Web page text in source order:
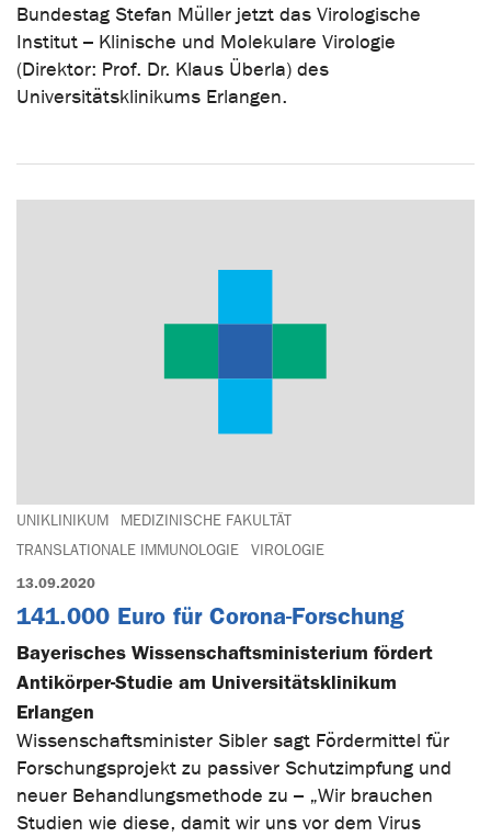
Bundestag Stefan Müller jetzt das Virologische
Institut – Klinische und Molekulare Virologie
(Direktor: Prof. Dr. Klaus Überla) des
Universitätsklinikums Erlangen.
UNIKLINIKUM
MEDIZINISCHE FAKULTÄT
TRANSLATIONALE IMMUNOLOGIE
VIROLOGIE
13.09.2020
141.000 Euro für Corona-Forschung
Bayerisches Wissenschaftsministerium fördert
Antikörper-Studie am Universitätsklinikum
Erlangen
Wissenschaftsminister Sibler sagt Fördermittel für
Forschungsprojekt zu passiver Schutzimpfung und
neuer Behandlungsmethode zu – „Wir brauchen
Studien wie diese, damit wir uns vor dem Virus